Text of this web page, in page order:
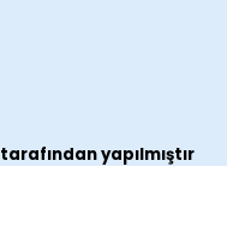
tarafından yapılmıştır